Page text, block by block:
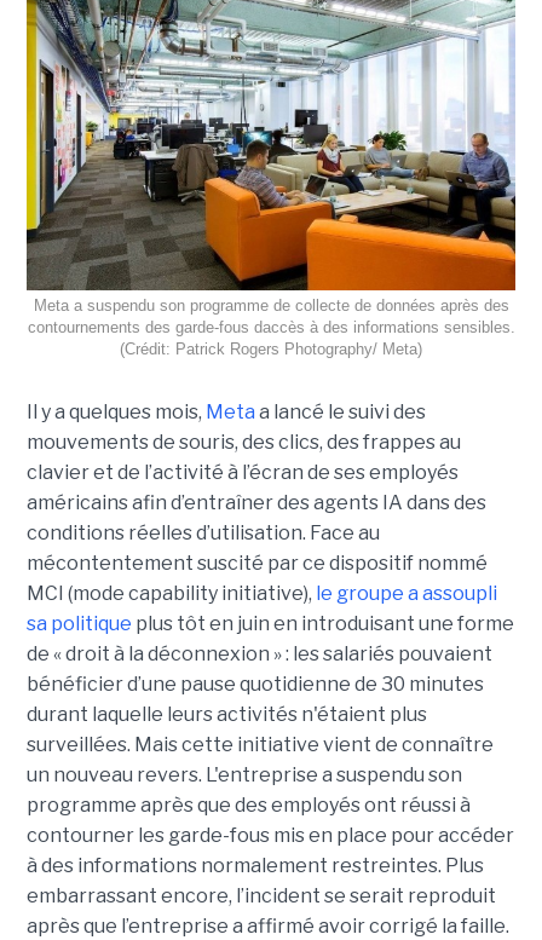
Meta a suspendu son programme de collecte de données après des
contournements des garde-fous daccès à des informations sensibles.
(Crédit: Patrick Rogers Photography/ Meta)
Il y a quelques mois, Meta a lancé le suivi des
mouvements de souris, des clics, des frappes au
clavier et de l’activité à l’écran de ses employés
américains afin d’entraîner des agents IA dans des
conditions réelles d’utilisation. Face au
mécontentement suscité par ce dispositif nommé
MCI (mode capability initiative), le groupe a assoupli
sa politique plus tôt en juin en introduisant une forme
de « droit à la déconnexion » : les salariés pouvaient
bénéficier d’une pause quotidienne de 30 minutes
durant laquelle leurs activités n'étaient plus
surveillées. Mais cette initiative vient de connaître
un nouveau revers. L'entreprise a suspendu son
programme après que des employés ont réussi à
contourner les garde-fous mis en place pour accéder
à des informations normalement restreintes. Plus
embarrassant encore, l’incident se serait reproduit
après que l’entreprise a affirmé avoir corrigé la faille.